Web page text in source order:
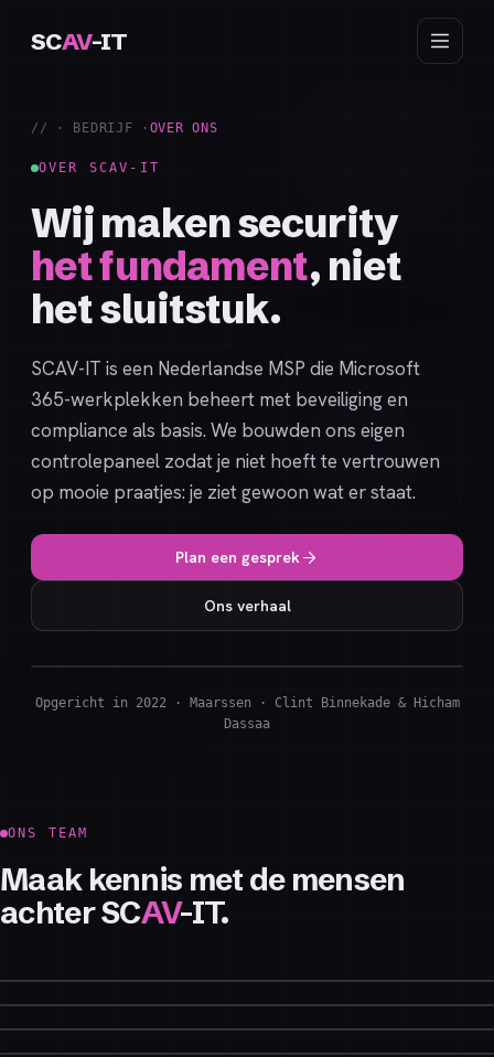
SCAV-IT
// · BEDRIJF · OVER ONS
OVER SCAV-IT
Wij maken security
het fundament, niet
het sluitstuk.
SCAV-IT is een Nederlandse MSP die Microsoft
365-werkplekken beheert met beveiliging en
compliance als basis. We bouwden ons eigen
controlepaneel zodat je niet hoeft te vertrouwen
op mooie praatjes: je ziet gewoon wat er staat.
Plan een gesprek
Ons verhaal
platform operationeel · live
HET TEAM · MAARSSEN
Opgericht in 2022 · Maarssen ·
Clint Binnekade & Hicham
Dassaa
ONS TEAM
Maak kennis met de mensen
achter SCAV-IT.
Hicham Dassaa
Martijn Bleijenberg
Nick Paskowski